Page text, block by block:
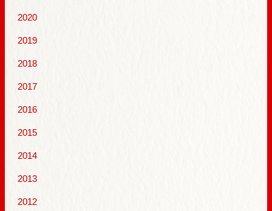
2020
2019
2018
2017
2016
2015
2014
2013
2012